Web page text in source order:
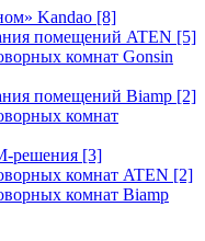
Kandao [8]
помещений ATEN [5]
комнат Gonsin
помещений Biamp [2]
комнат
решения [3]
комнат ATEN [2]
комнат Biamp